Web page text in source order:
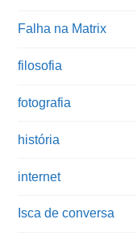
Falha na Matrix
filosofia
fotografia
história
internet
Isca de conversa